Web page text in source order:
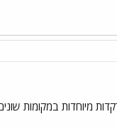
מיוחדות במקומות